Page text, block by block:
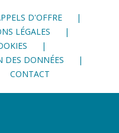
D'OFFRE
LÉGALES
DES DONNÉES
CONTACT